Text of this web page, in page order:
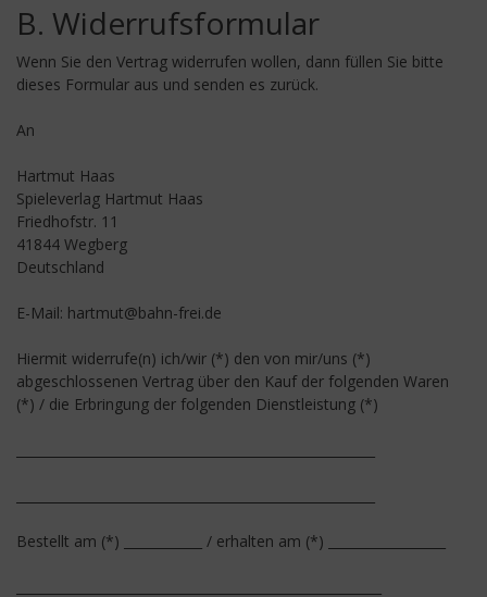
B. Widerrufsformular
Wenn Sie den Vertrag widerrufen wollen, dann füllen Sie bitte
dieses Formular aus und senden es zurück.
An
Hartmut Haas
Spieleverlag Hartmut Haas
Friedhofstr. 11
41844 Wegberg
Deutschland
E-Mail: hartmut@bahn-frei.de
Hiermit widerrufe(n) ich/wir (*) den von mir/uns (*)
abgeschlossenen Vertrag über den Kauf der folgenden Waren
(*) / die Erbringung der folgenden Dienstleistung (*)
Bestellt am (*) ____________ / erhalten am (*) __________________